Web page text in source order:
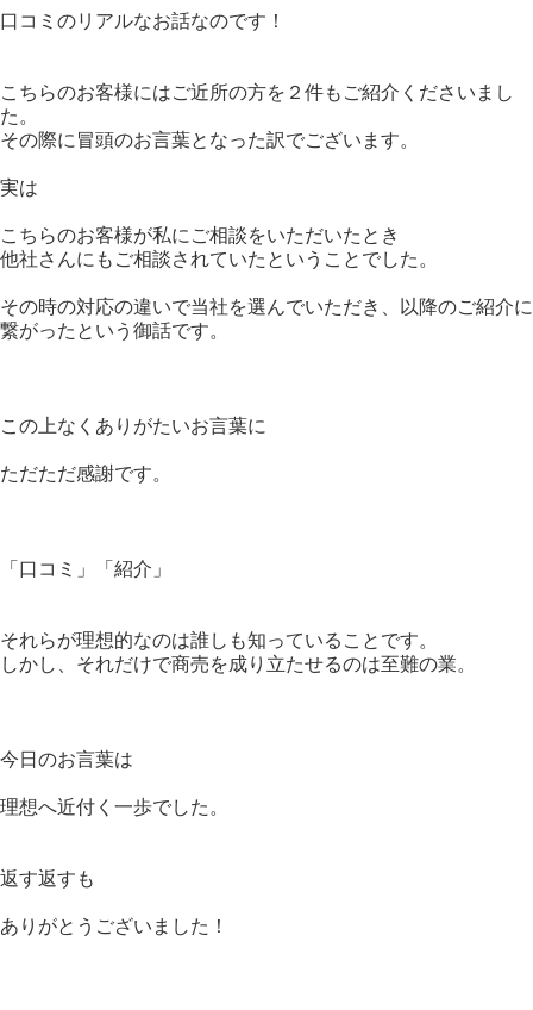
口コミのリアルなお話なのです！
こちらのお客様にはご近所の方を２件もご紹介くださいまし
た。
その際に冒頭のお言葉となった訳でございます。
実は
こちらのお客様が私にご相談をいただいたとき
他社さんにもご相談されていたということでした。
その時の対応の違いで当社を選んでいただき、以降のご紹介に
繋がったという御話です。
この上なくありがたいお言葉に
ただただ感謝です。
「口コミ」「紹介」
それらが理想的なのは誰しも知っていることです。
しかし、それだけで商売を成り立たせるのは至難の業。
今日のお言葉は
理想へ近付く一歩でした。
返す返すも
ありがとうございました！